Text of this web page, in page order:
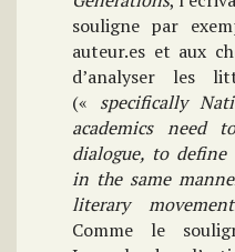
souligne par
auteur.es et aux
d’analyser les
(« specifically
academics need
dialogue, to
in the same
literary
Comme le